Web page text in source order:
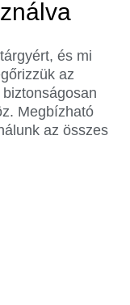
és mi
az
Megbízható
az összes